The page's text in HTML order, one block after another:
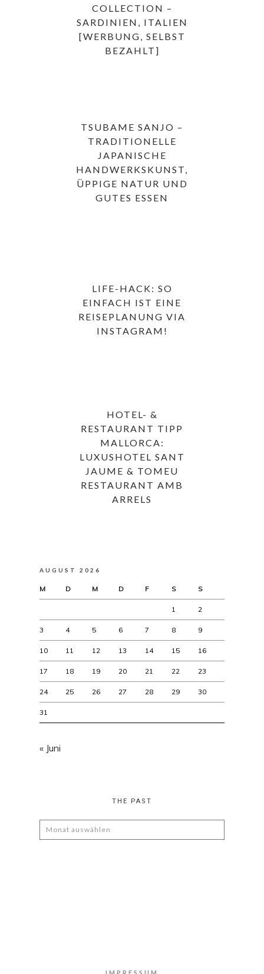
COLLECTION –
SARDINIEN, ITALIEN
[WERBUNG, SELBST
BEZAHLT]
TSUBAME SANJO –
TRADITIONELLE
JAPANISCHE
HANDWERKSKUNST,
ÜPPIGE NATUR UND
GUTES ESSEN
LIFE-HACK: SO
EINFACH IST EINE
REISEPLANUNG VIA
INSTAGRAM!
HOTEL- &
RESTAURANT TIPP
MALLORCA:
LUXUSHOTEL SANT
JAUME & TOMEU
RESTAURANT AMB
ARRELS
AUGUST 2026
M D M D F S S
1 2
3 4 5 6 7 8 9
10 11 12 13 14 15 16
17 18 19 20 21 22 23
24 25 26 27 28 29 30
31
« Juni
THE PAST
The
Past
IMPRESSUM